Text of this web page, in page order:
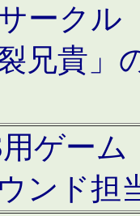
ークル
兄貴」
用ゲー
ンド担